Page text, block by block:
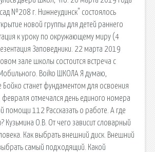
№208 г. Нижнеудинск" состоялось
новой группы для детей раннего
к уроку по окружающему миру (4
Заповедники. 22 марта 2019
зале школы состоится встреча с
Boiko ШКОЛА Я думаю,
станет фундаментом для освоения
отмечался день единого номера
помощи 112 Рассказать о работе. А где
Кузьмина О.В. От чего зависит словарный
Как выбрать внешний диск. Внешний
самый подходящий. Какой